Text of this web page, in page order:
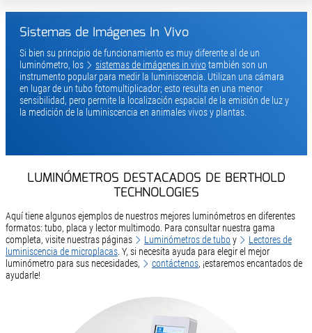
Sistemas de Imágenes In Vivo
Si bien su principio de funcionamiento es muy diferente al de un
luminómetro, los
sistemas de imágenes in vivo también son un
instrumento popular para medir la luminiscencia. Utilizan una cámara
en lugar de un tubo fotomultiplicador; esto resulta en una menor
sensibilidad, pero permite la localización espacial de la emisión de luz y
la medición de la luminiscencia en animales vivos y plantas.
LUMINÓMETROS DESTACADOS DE BERTHOLD
TECHNOLOGIES
Aquí tiene algunos ejemplos de nuestros mejores luminómetros en diferentes
formatos: tubo, placa y lector multimodo. Para consultar nuestra gama
completa, visite nuestras páginas
Luminómetros de tuboy
Lectores de
luminiscencia de microplacas. Y, si necesita ayuda para elegir el mejor
luminómetro para sus necesidades,
contáctenos, ¡estaremos encantados de
ayudarle!